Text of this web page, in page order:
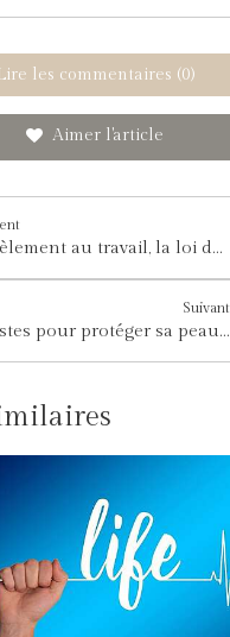
les commentaires (0)
Aimer l'article
Harcèlement au travail, la loi du silence ?
Suivant
Les bons gestes pour protéger sa peau cet été